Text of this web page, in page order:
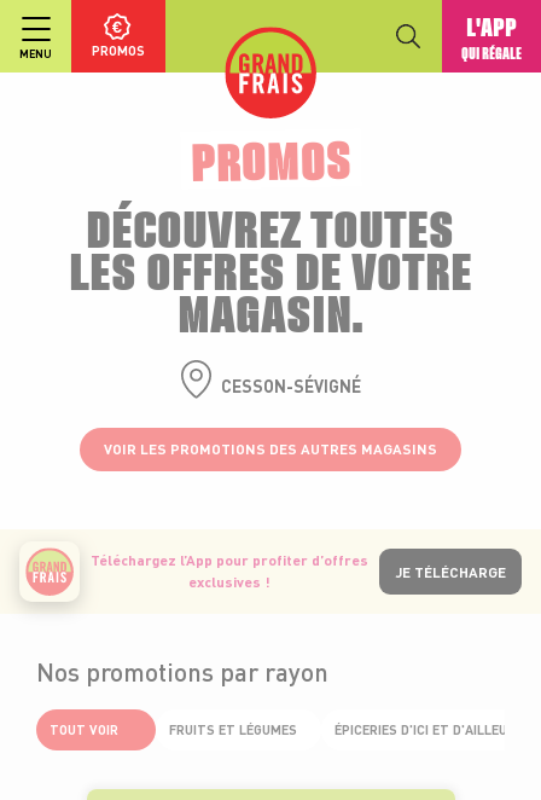
MENU PROMOS
L'APP
QUI RÉGALE
PROMOS
DÉCOUVREZ TOUTES
LES OFFRES DE VOTRE
MAGASIN.
CESSON-SÉVIGNÉ
VOIR LES PROMOTIONS DES AUTRES MAGASINS
Téléchargez l’App pour profiter d’offres
exclusives !
JE TÉLÉCHARGE
Nos promotions par rayon
TOUT VOIR FRUITS ET LÉGUMES ÉPICERIES D'ICI ET D'AILLEURS